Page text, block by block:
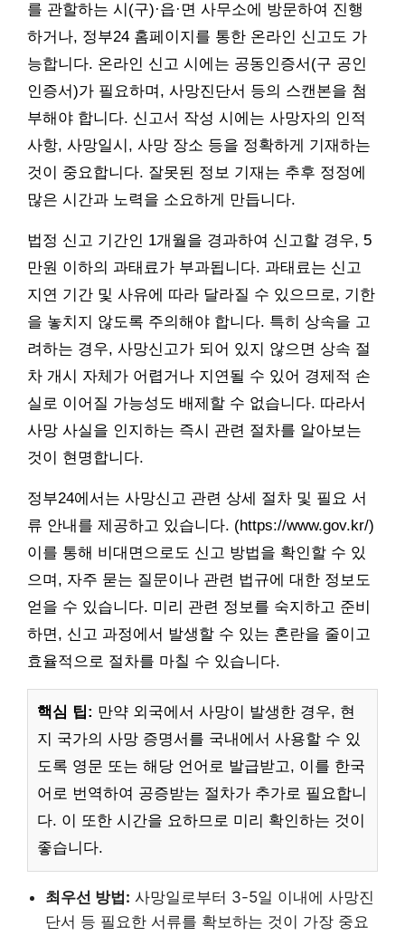
를 관할하는 시(구)·읍·면 사무소에 방문하여 진행
하거나, 정부24 홈페이지를 통한 온라인 신고도 가
능합니다. 온라인 신고 시에는 공동인증서(구 공인
인증서)가 필요하며, 사망진단서 등의 스캔본을 첨
부해야 합니다. 신고서 작성 시에는 사망자의 인적
사항, 사망일시, 사망 장소 등을 정확하게 기재하는
것이 중요합니다. 잘못된 정보 기재는 추후 정정에
많은 시간과 노력을 소요하게 만듭니다.
법정 신고 기간인 1개월을 경과하여 신고할 경우, 5
만원 이하의 과태료가 부과됩니다. 과태료는 신고
지연 기간 및 사유에 따라 달라질 수 있으므로, 기한
을 놓치지 않도록 주의해야 합니다. 특히 상속을 고
려하는 경우, 사망신고가 되어 있지 않으면 상속 절
차 개시 자체가 어렵거나 지연될 수 있어 경제적 손
실로 이어질 가능성도 배제할 수 없습니다. 따라서
사망 사실을 인지하는 즉시 관련 절차를 알아보는
것이 현명합니다.
정부24에서는 사망신고 관련 상세 절차 및 필요 서
류 안내를 제공하고 있습니다. (https://www.gov.kr/)
이를 통해 비대면으로도 신고 방법을 확인할 수 있
으며, 자주 묻는 질문이나 관련 법규에 대한 정보도
얻을 수 있습니다. 미리 관련 정보를 숙지하고 준비
하면, 신고 과정에서 발생할 수 있는 혼란을 줄이고
효율적으로 절차를 마칠 수 있습니다.
핵심 팁: 만약 외국에서 사망이 발생한 경우, 현
지 국가의 사망 증명서를 국내에서 사용할 수 있
도록 영문 또는 해당 언어로 발급받고, 이를 한국
어로 번역하여 공증받는 절차가 추가로 필요합니
다. 이 또한 시간을 요하므로 미리 확인하는 것이
좋습니다.
최우선 방법: 사망일로부터 3-5일 이내에 사망진
단서 등 필요한 서류를 확보하는 것이 가장 중요